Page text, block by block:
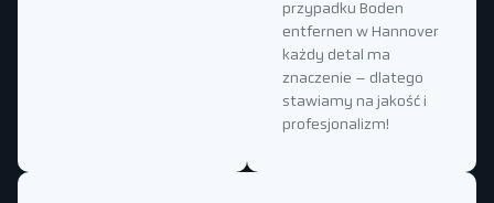
przypadku Boden
entfernen w Hannover
każdy detal ma
znaczenie – dlatego
stawiamy na jakość i
profesjonalizm!